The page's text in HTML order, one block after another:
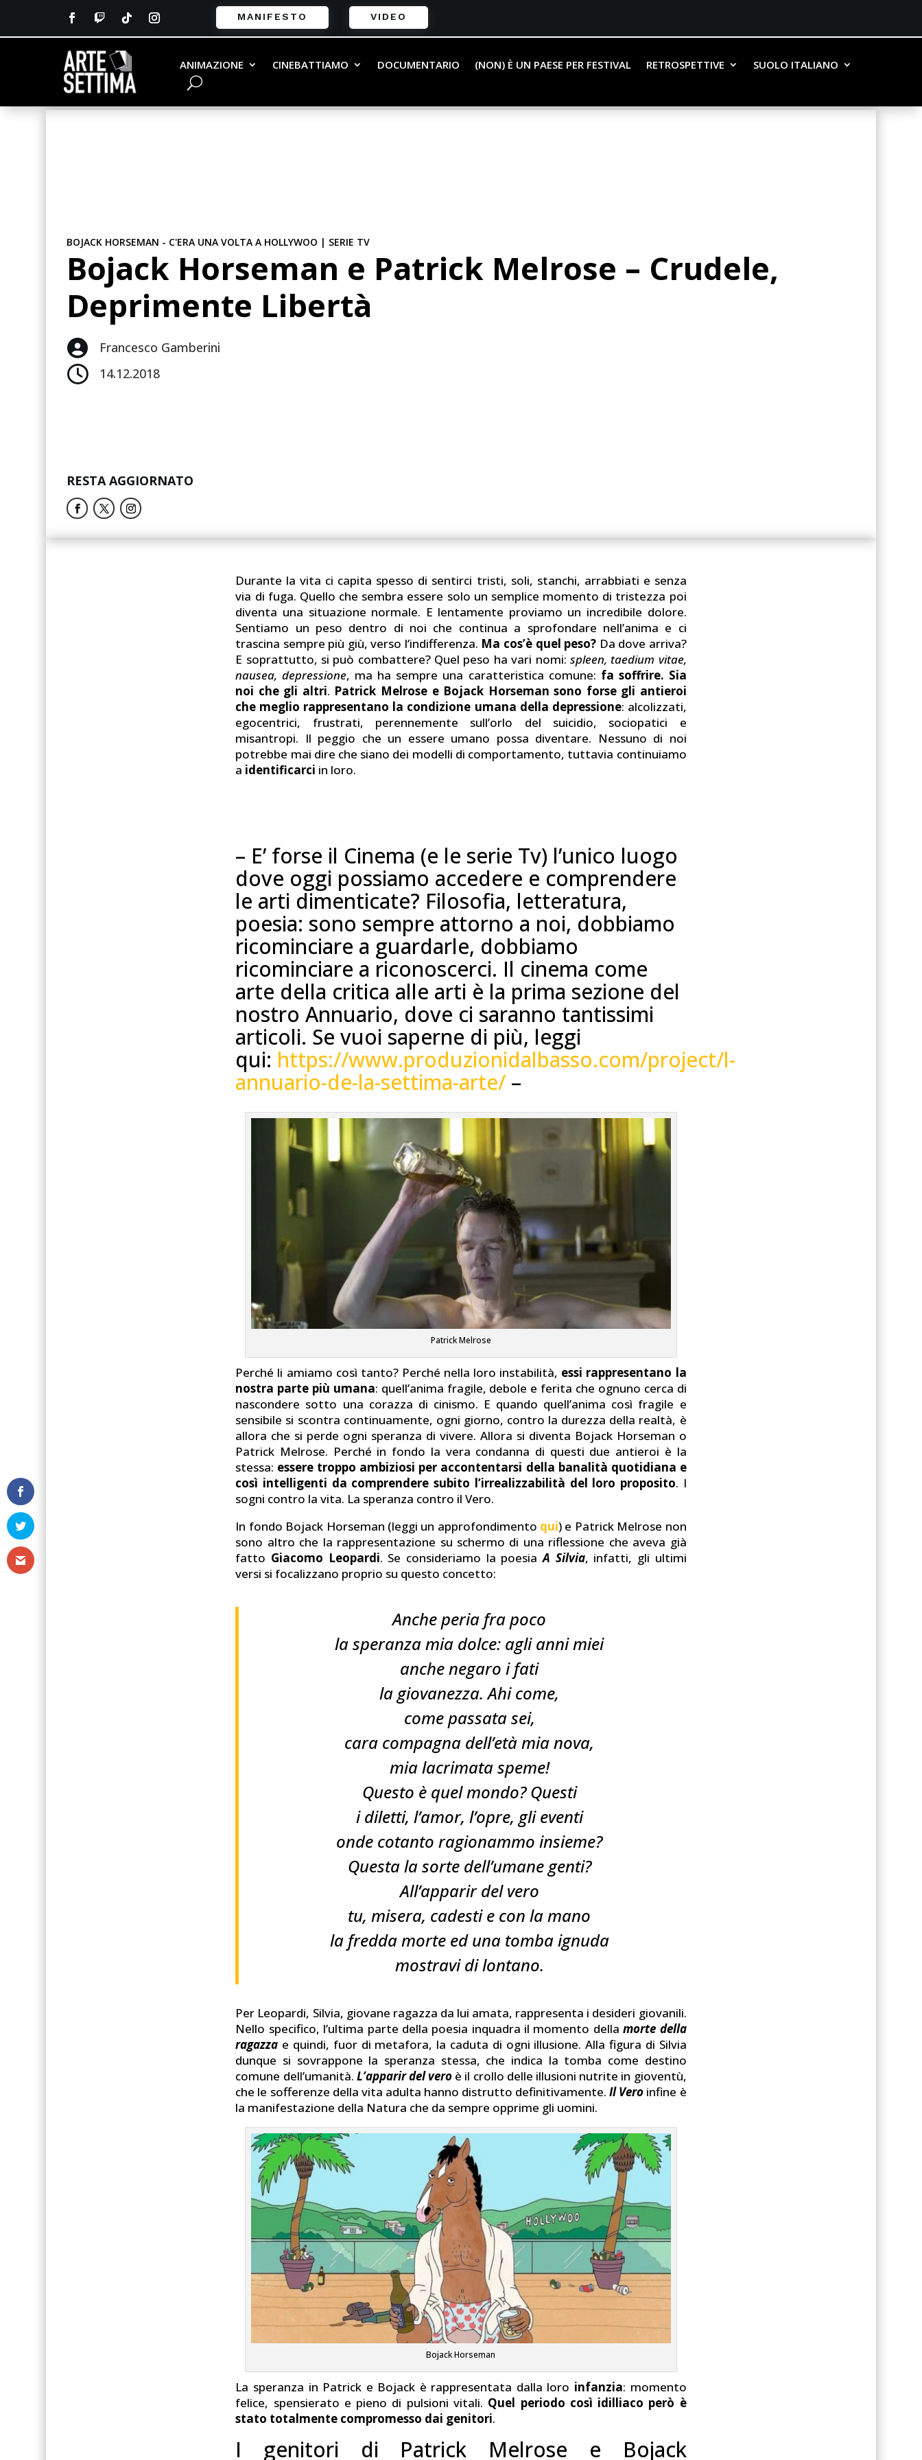
MANIFESTO VIDEO
ANIMAZIONE CINEBATTIAMO DOCUMENTARIO (NON) È UN PAESE PER FESTIVAL RETROSPETTIVE SUOLO ITALIANO
BOJACK HORSEMAN - C'ERA UNA VOLTA A HOLLYWOO | SERIE TV
Bojack Horseman e Patrick Melrose – Crudele,
Deprimente Libertà
 Francesco Gamberini
 14.12.2018
RESTA AGGIORNATO
Durante la vita ci capita spesso di sentirci tristi, soli, stanchi, arrabbiati e senza
via di fuga. Quello che sembra essere solo un semplice momento di tristezza poi
diventa una situazione normale. E lentamente proviamo un incredibile dolore.
Sentiamo un peso dentro di noi che continua a sprofondare nell’anima e ci
trascina sempre più giù, verso l’indifferenza. Ma cos’è quel peso? Da dove arriva?
E soprattutto, si può combattere? Quel peso ha vari nomi: spleen, taedium vitae,
nausea, depressione, ma ha sempre una caratteristica comune: fa soffrire. Sia
noi che gli altri. Patrick Melrose e Bojack Horseman sono forse gli antieroi
che meglio rappresentano la condizione umana della depressione: alcolizzati,
egocentrici, frustrati, perennemente sull’orlo del suicidio, sociopatici e
misantropi. Il peggio che un essere umano possa diventare. Nessuno di noi
potrebbe mai dire che siano dei modelli di comportamento, tuttavia continuiamo
a identificarci in loro.
– E’ forse il Cinema (e le serie Tv) l’unico luogo
dove oggi possiamo accedere e comprendere
le arti dimenticate? Filosofia, letteratura,
poesia: sono sempre attorno a noi, dobbiamo
ricominciare a guardarle, dobbiamo
ricominciare a riconoscerci. Il cinema come
arte della critica alle arti è la prima sezione del
nostro Annuario, dove ci saranno tantissimi
articoli. Se vuoi saperne di più, leggi
qui: https://www.produzionidalbasso.com/project/l-
annuario-de-la-settima-arte/ –
Patrick Melrose
Perché li amiamo così tanto? Perché nella loro instabilità, essi rappresentano la
nostra parte più umana: quell’anima fragile, debole e ferita che ognuno cerca di
nascondere sotto una corazza di cinismo. E quando quell’anima così fragile e
sensibile si scontra continuamente, ogni giorno, contro la durezza della realtà, è
allora che si perde ogni speranza di vivere. Allora si diventa Bojack Horseman o
Patrick Melrose. Perché in fondo la vera condanna di questi due antieroi è la
stessa: essere troppo ambiziosi per accontentarsi della banalità quotidiana e
così intelligenti da comprendere subito l’irrealizzabilità del loro proposito. I
sogni contro la vita. La speranza contro il Vero.
In fondo Bojack Horseman (leggi un approfondimento qui) e Patrick Melrose non
sono altro che la rappresentazione su schermo di una riflessione che aveva già
fatto Giacomo Leopardi. Se consideriamo la poesiaA Silvia, infatti, gli ultimi
versi si focalizzano proprio su questo concetto:
Anche peria fra poco
la speranza mia dolce: agli anni miei
anche negaro i fati
la giovanezza. Ahi come,
come passata sei,
cara compagna dell’età mia nova,
mia lacrimata speme!
Questo è quel mondo? Questi
i diletti, l’amor, l’opre, gli eventi
onde cotanto ragionammo insieme?
Questa la sorte dell’umane genti?
All’apparir del vero
tu, misera, cadesti e con la mano
la fredda morte ed una tomba ignuda
mostravi di lontano.
Per Leopardi, Silvia, giovane ragazza da lui amata, rappresenta i desideri giovanili.
Nello specifico, l’ultima parte della poesia inquadra il momento dellamorte della
ragazza e quindi, fuor di metafora, la caduta di ogni illusione. Alla figura di Silvia
dunque si sovrappone la speranza stessa, che indica la tomba come destino
comune dell’umanità. L’apparir del vero è il crollo delle illusioni nutrite in gioventù,
che le sofferenze della vita adulta hanno distrutto definitivamente. Il Vero infine è
la manifestazione della Natura che da sempre opprime gli uomini.
Bojack Horseman
La speranza in Patrick e Bojack è rappresentata dalla loro infanzia: momento
felice, spensierato e pieno di pulsioni vitali. Quel periodo così idilliaco però è
stato totalmente compromesso dai genitori.
I genitori di Patrick Melrose e Bojack